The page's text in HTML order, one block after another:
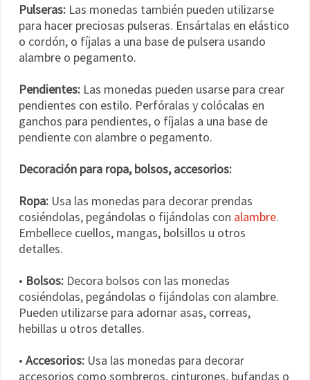
Pulseras: Las monedas también pueden utilizarse
para hacer preciosas pulseras. Ensártalas en elástico
o cordón, o fíjalas a una base de pulsera usando
alambre o pegamento.
Pendientes: Las monedas pueden usarse para crear
pendientes con estilo. Perfóralas y colócalas en
ganchos para pendientes, o fíjalas a una base de
pendiente con alambre o pegamento.
Decoración para ropa, bolsos, accesorios:
Ropa: Usa las monedas para decorar prendas
cosiéndolas, pegándolas o fijándolas con alambre.
Embellece cuellos, mangas, bolsillos u otros
detalles.
• Bolsos: Decora bolsos con las monedas
cosiéndolas, pegándolas o fijándolas con alambre.
Pueden utilizarse para adornar asas, correas,
hebillas u otros detalles.
• Accesorios: Usa las monedas para decorar
accesorios como sombreros, cinturones, bufandas o